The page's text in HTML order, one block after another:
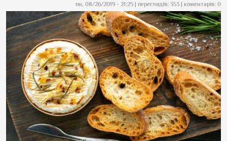
пн, 08/26/2019 - 21:25 | переглядів: 353 | коментарів: 0